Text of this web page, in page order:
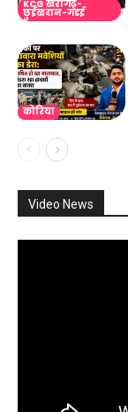
KCG खैरागढ़-
छुईखदान-गंडई
कोरिया
Video News